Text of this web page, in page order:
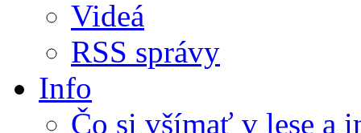
Videá
RSS správy
Info
Čo si všímať v lese a